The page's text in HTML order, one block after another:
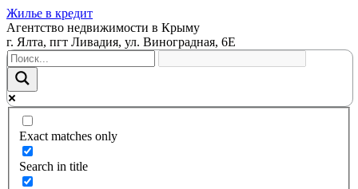
Жилье в кредит
Агентство недвижимости в Крыму
г. Ялта, пгт Ливадия, ул. Виноградная, 6Е
Exact matches only
Search in title